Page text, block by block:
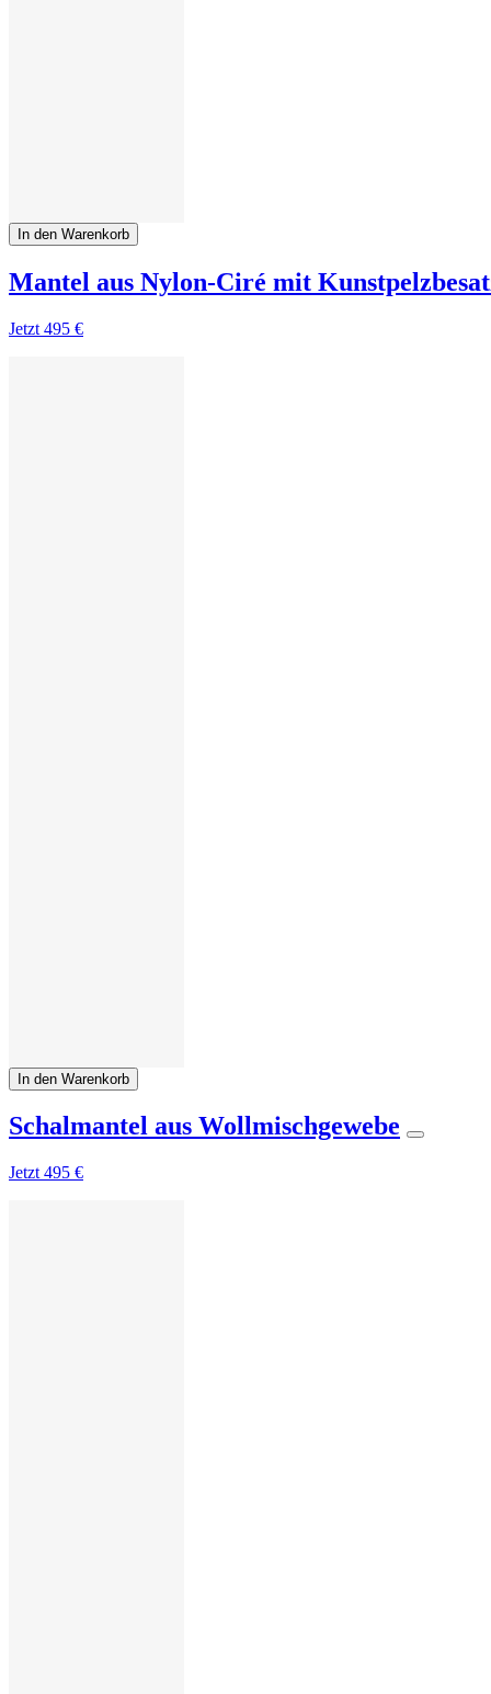
In den Warenkorb
Mantel aus Nylon-Ciré mit
Jetzt 495 €
In den Warenkorb
Schalmantel aus Wollmischgewebe
Jetzt 495 €